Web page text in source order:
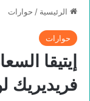
الرئيسية / حوارات
حوارات
إيتيقا
فريديريك